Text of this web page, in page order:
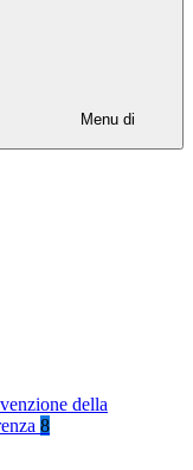
Menu di
della
8